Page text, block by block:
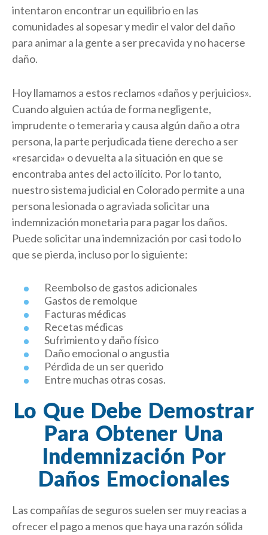
intentaron encontrar un equilibrio en las
comunidades al sopesar y medir el valor del daño
para animar a la gente a ser precavida y no hacerse
daño.
Hoy llamamos a estos reclamos «daños y perjuicios».
Cuando alguien actúa de forma negligente,
imprudente o temeraria y causa algún daño a otra
persona, la parte perjudicada tiene derecho a ser
«resarcida» o devuelta a la situación en que se
encontraba antes del acto ilícito. Por lo tanto,
nuestro sistema judicial en Colorado permite a una
persona lesionada o agraviada solicitar una
indemnización monetaria para pagar los daños.
Puede solicitar una indemnización por casi todo lo
que se pierda, incluso por lo siguiente:
Reembolso de gastos adicionales
Gastos de remolque
Facturas médicas
Recetas médicas
Sufrimiento y daño físico
Daño emocional o angustia
Pérdida de un ser querido
Entre muchas otras cosas.
Lo Que Debe Demostrar
Para Obtener Una
Indemnización Por
Daños Emocionales
Las compañías de seguros suelen ser muy reacias a
ofrecer el pago a menos que haya una razón sólida